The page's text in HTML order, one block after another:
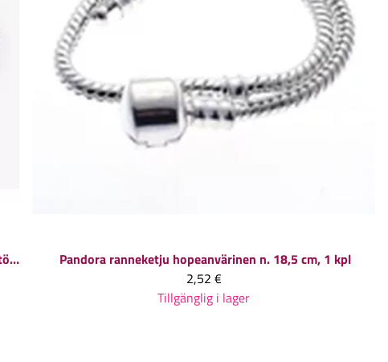
Pandora ranneketju papukaijalukolla n. 21 cm + 6 cm säätöketju platinanvärinen, 1 kpl
Pandora ranneketju hopeanvärinen n. 18,5 cm, 1 kpl
2,52 €
Tillgänglig i lager